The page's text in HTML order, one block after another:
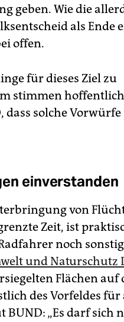
geben. Wie die
als Ende
offen.
für dieses Ziel zu
stimmen
dass solche
einverstanden
von
Zeit, ist
noch
und Naturschutz
Flächen auf
des Vorfeldes für
„Es darf sich